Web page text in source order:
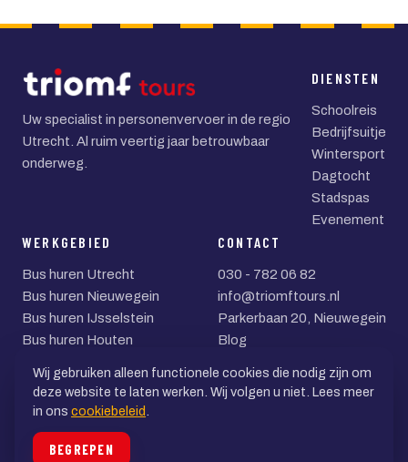
Uw specialist in personenvervoer in de regio
Utrecht. Al ruim veertig jaar betrouwbaar
onderweg.
DIENSTEN
Schoolreis
Bedrijfsuitje
Wintersport
Dagtocht
Stadspas
Evenement
WERKGEBIED
Bus huren Utrecht
Bus huren Nieuwegein
Bus huren IJsselstein
Bus huren Houten
Bus huren Woerden
CONTACT
030 - 782 06 82
info@triomftours.nl
Parkerbaan 20, Nieuwegein
Blog
© 2026 Triomf Tours BV
Wij gebruiken alleen functionele cookies die nodig zijn om
deze website te laten werken. Wij volgen u niet. Lees meer
in ons cookiebeleid
BEGREPEN